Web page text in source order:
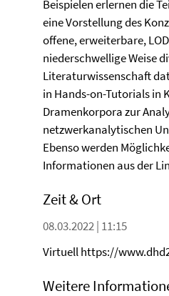
Beispielen erlernen die
eine Vorstellung des
offene, erweiterbare,
niederschwellige Weise
Literaturwissenschaft
in Hands-on-Tutorials in
Dramenkorpora zur
netzwerkanalytischen
Ebenso werden
Informationen aus der
Zeit & Ort
08.03.2022 | 11:15
Virtuell https://
Weitere